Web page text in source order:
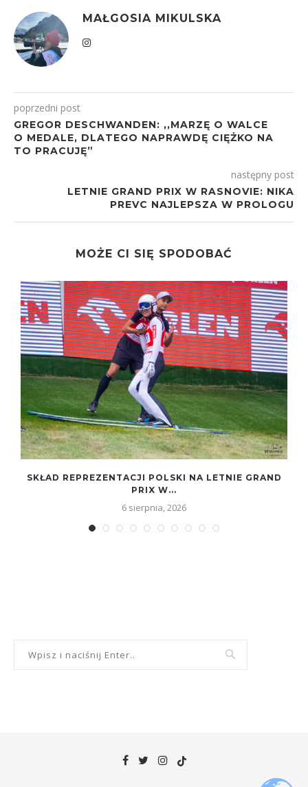
MAŁGOSIA MIKULSKA
poprzedni post
GREGOR DESCHWANDEN: ,,MARZĘ O WALCE
O MEDALE, DLATEGO NAPRAWDĘ CIĘŻKO NA
TO PRACUJĘ”
następny post
LETNIE GRAND PRIX W RASNOVIE: NIKA
PREVC NAJLEPSZA W PROLOGU
MOŻE CI SIĘ SPODOBAĆ
SKŁAD REPREZENTACJI POLSKI NA LETNIE GRAND
PRIX W...
6 sierpnia, 2026